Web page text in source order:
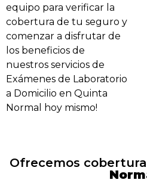
equipo para verificar la
cobertura de tu seguro y
comenzar a disfrutar de
los beneficios de
nuestros servicios de
Exámenes de Laboratorio
a Domicilio en Quinta
Normal hoy mismo!
Ofrecemos